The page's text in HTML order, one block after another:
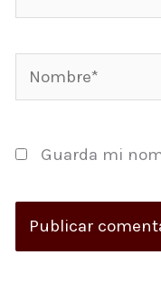
Nombre*
Guarda mi